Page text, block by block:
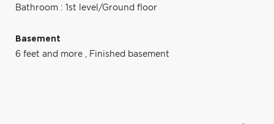
Bathroom : 1st level/Ground floor
Basement
6 feet and more , Finished basement